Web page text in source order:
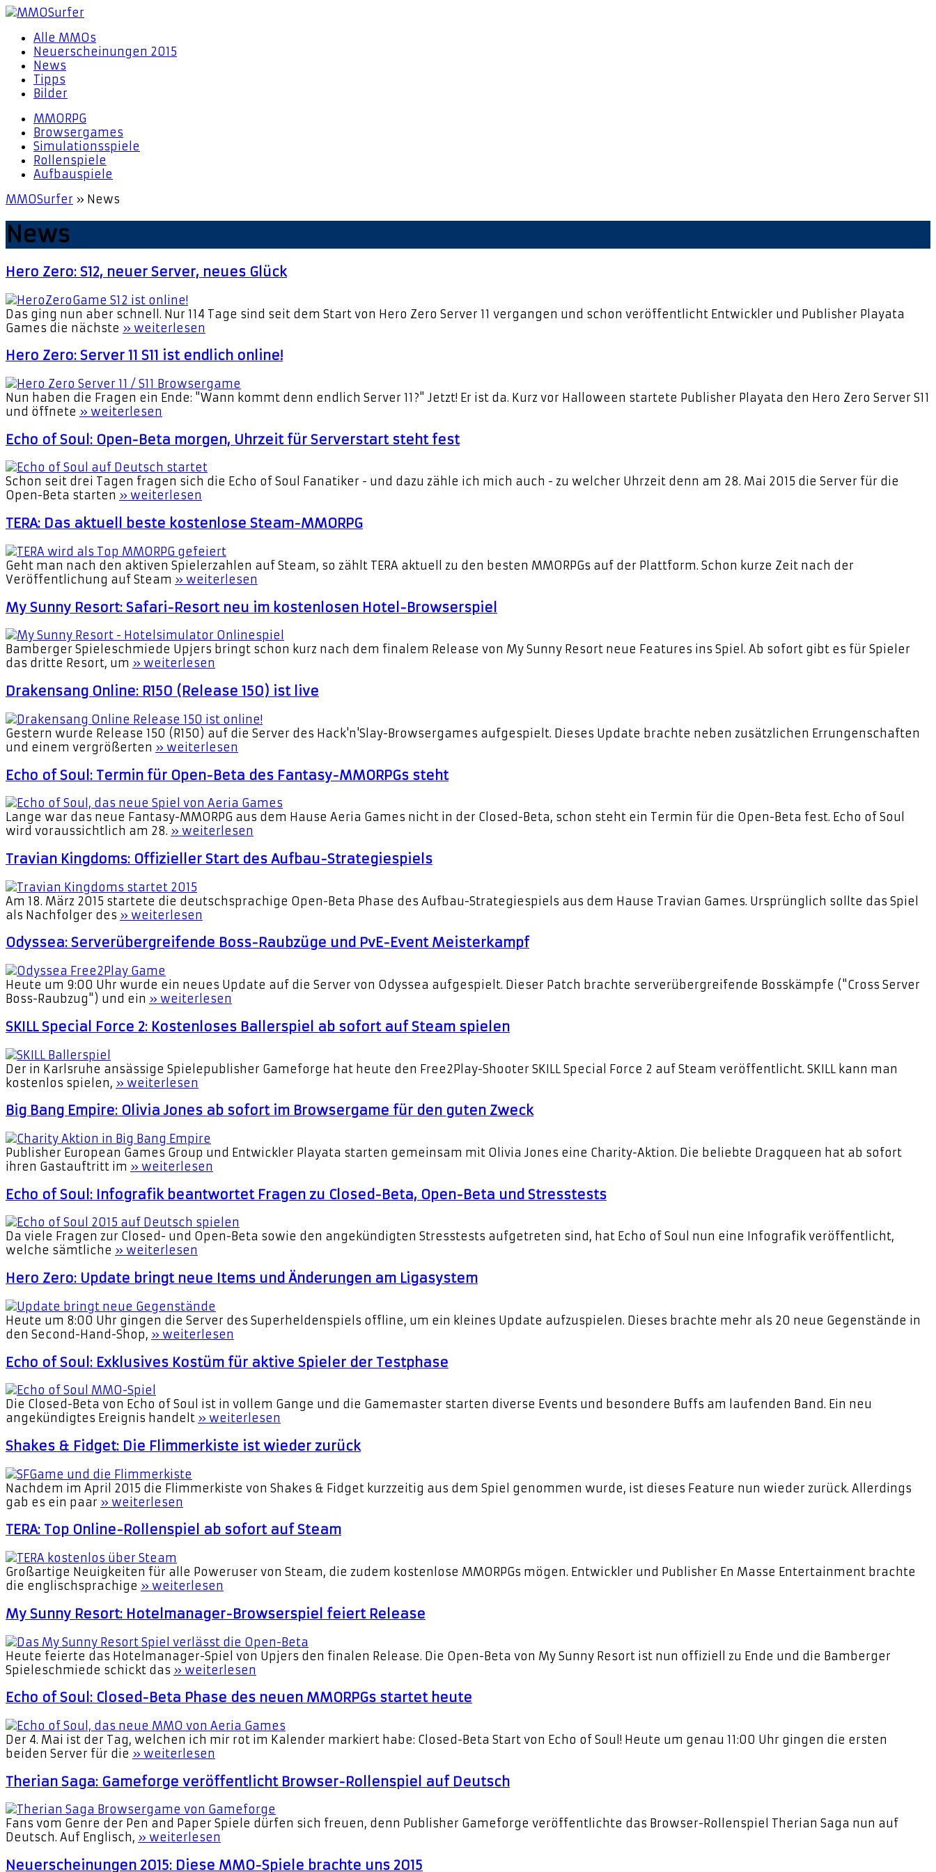
Alle MMOs
Neuerscheinungen 2015
News
Tipps
Bilder
MMORPG
Browsergames
Simulationsspiele
Rollenspiele
Aufbauspiele
MMOSurfer » News
News
Hero Zero: S12, neuer Server, neues Glück
Das ging nun aber schnell. Nur 114 Tage sind seit dem Start von Hero Zero Server 11 vergangen und schon veröffentlicht Entwickler und Publisher Playata
Games die nächste » weiterlesen
Hero Zero: Server 11 S11 ist endlich online!
Nun haben die Fragen ein Ende: "Wann kommt denn endlich Server 11?" Jetzt! Er ist da. Kurz vor Halloween startete Publisher Playata den Hero Zero Server S11
und öffnete » weiterlesen
Echo of Soul: Open-Beta morgen, Uhrzeit für Serverstart steht fest
Schon seit drei Tagen fragen sich die Echo of Soul Fanatiker - und dazu zähle ich mich auch - zu welcher Uhrzeit denn am 28. Mai 2015 die Server für die
Open-Beta starten » weiterlesen
TERA: Das aktuell beste kostenlose Steam-MMORPG
Geht man nach den aktiven Spielerzahlen auf Steam, so zählt TERA aktuell zu den besten MMORPGs auf der Plattform. Schon kurze Zeit nach der
Veröffentlichung auf Steam » weiterlesen
My Sunny Resort: Safari-Resort neu im kostenlosen Hotel-Browserspiel
Bamberger Spieleschmiede Upjers bringt schon kurz nach dem finalem Release von My Sunny Resort neue Features ins Spiel. Ab sofort gibt es für Spieler
das dritte Resort, um » weiterlesen
Drakensang Online: R150 (Release 150) ist live
Gestern wurde Release 150 (R150) auf die Server des Hack'n'Slay-Browsergames aufgespielt. Dieses Update brachte neben zusätzlichen Errungenschaften
und einem vergrößerten » weiterlesen
Echo of Soul: Termin für Open-Beta des Fantasy-MMORPGs steht
Lange war das neue Fantasy-MMORPG aus dem Hause Aeria Games nicht in der Closed-Beta, schon steht ein Termin für die Open-Beta fest. Echo of Soul
wird voraussichtlich am 28. » weiterlesen
Travian Kingdoms: Offizieller Start des Aufbau-Strategiespiels
Am 18. März 2015 startete die deutschsprachige Open-Beta Phase des Aufbau-Strategiespiels aus dem Hause Travian Games. Ursprünglich sollte das Spiel
als Nachfolger des » weiterlesen
Odyssea: Serverübergreifende Boss-Raubzüge und PvE-Event Meisterkampf
Heute um 9:00 Uhr wurde ein neues Update auf die Server von Odyssea aufgespielt. Dieser Patch brachte serverübergreifende Bosskämpfe ("Cross Server
Boss-Raubzug") und ein » weiterlesen
SKILL Special Force 2: Kostenloses Ballerspiel ab sofort auf Steam spielen
Der in Karlsruhe ansässige Spielepublisher Gameforge hat heute den Free2Play-Shooter SKILL Special Force 2 auf Steam veröffentlicht. SKILL kann man
kostenlos spielen, » weiterlesen
Big Bang Empire: Olivia Jones ab sofort im Browsergame für den guten Zweck
Publisher European Games Group und Entwickler Playata starten gemeinsam mit Olivia Jones eine Charity-Aktion. Die beliebte Dragqueen hat ab sofort
ihren Gastauftritt im » weiterlesen
Echo of Soul: Infografik beantwortet Fragen zu Closed-Beta, Open-Beta und Stresstests
Da viele Fragen zur Closed- und Open-Beta sowie den angekündigten Stresstests aufgetreten sind, hat Echo of Soul nun eine Infografik veröffentlicht,
welche sämtliche » weiterlesen
Hero Zero: Update bringt neue Items und Änderungen am Ligasystem
Heute um 8:00 Uhr gingen die Server des Superheldenspiels offline, um ein kleines Update aufzuspielen. Dieses brachte mehr als 20 neue Gegenstände in
den Second-Hand-Shop, » weiterlesen
Echo of Soul: Exklusives Kostüm für aktive Spieler der Testphase
Die Closed-Beta von Echo of Soul ist in vollem Gange und die Gamemaster starten diverse Events und besondere Buffs am laufenden Band. Ein neu
angekündigtes Ereignis handelt » weiterlesen
Shakes & Fidget: Die Flimmerkiste ist wieder zurück
Nachdem im April 2015 die Flimmerkiste von Shakes & Fidget kurzzeitig aus dem Spiel genommen wurde, ist dieses Feature nun wieder zurück. Allerdings
gab es ein paar » weiterlesen
TERA: Top Online-Rollenspiel ab sofort auf Steam
Großartige Neuigkeiten für alle Poweruser von Steam, die zudem kostenlose MMORPGs mögen. Entwickler und Publisher En Masse Entertainment brachte
die englischsprachige » weiterlesen
My Sunny Resort: Hotelmanager-Browserspiel feiert Release
Heute feierte das Hotelmanager-Spiel von Upjers den finalen Release. Die Open-Beta von My Sunny Resort ist nun offiziell zu Ende und die Bamberger
Spieleschmiede schickt das » weiterlesen
Echo of Soul: Closed-Beta Phase des neuen MMORPGs startet heute
Der 4. Mai ist der Tag, welchen ich mir rot im Kalender markiert habe: Closed-Beta Start von Echo of Soul! Heute um genau 11:00 Uhr gingen die ersten
beiden Server für die » weiterlesen
Therian Saga: Gameforge veröffentlicht Browser-Rollenspiel auf Deutsch
Fans vom Genre der Pen and Paper Spiele dürfen sich freuen, denn Publisher Gameforge veröffentlichte das Browser-Rollenspiel Therian Saga nun auf
Deutsch. Auf Englisch, » weiterlesen
Neuerscheinungen 2015: Diese MMO-Spiele brachte uns 2015